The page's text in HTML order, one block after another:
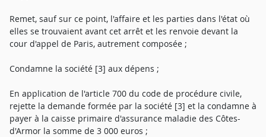
Remet, sauf sur ce point, l'affaire et les parties dans l'état où
elles se trouvaient avant cet arrêt et les renvoie devant la
cour d'appel de Paris, autrement composée ;
Condamne la société [3] aux dépens ;
En application de l'article 700 du code de procédure civile,
rejette la demande formée par la société [3] et la condamne à
payer à la caisse primaire d'assurance maladie des Côtes-
d'Armor la somme de 3 000 euros ;